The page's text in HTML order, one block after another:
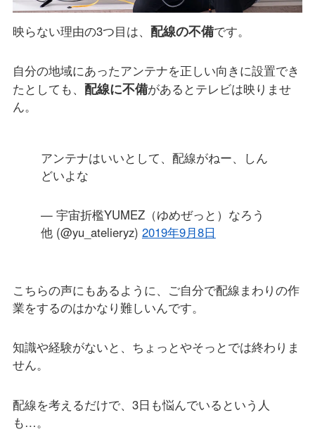
映らない理由の3つ目は、 配線の不備です。
自分の地域にあったアンテナを正しい向きに設置でき
たとしても、 配線に不備があるとテレビは映りませ
ん。
アンテナはいいとして、配線がねー、しん
どいよな
— 宇宙折檻YUMEZ（ゆめぜっと）なろう
他 (@yu_atelieryz) 2019年9月8日
こちらの声にもあるように、ご自分で配線まわりの作
業をするのはかなり難しいんです。
知識や経験がないと、ちょっとやそっとでは終わりま
せん。
配線を考えるだけで、3日も悩んでいるという人
も…。